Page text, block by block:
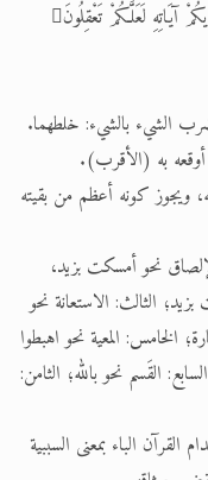
الشيء بالشيء: خلطهما.
به (الأقرب).
ويجوز كونه أعظم من بقيته
نحو أمسكت بزيد،
الثالث: الاستعانة نحو
الخامس: المعية نحو اهبطوا
القَسم نحو بالله؛ الثامن:
الباء بمعنى السببية